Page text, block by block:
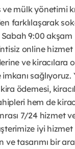
mülk yönetimi
farklılaşarak
9:00 akşam
online
ve kiracılara
ödemesi,
hem de
7/24 hizmet
iyi
ve tasarımı bir